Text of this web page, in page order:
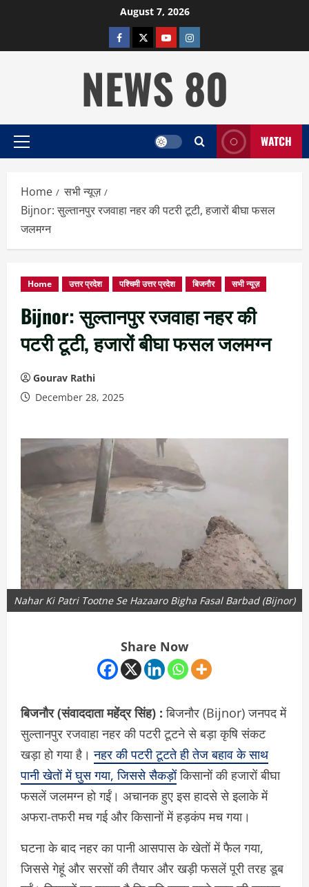
August 7, 2026
facebooktwitterYOUTUBE
instagram
NEWS 80
Primary
WATCH
Home
सभी न्यूज़
Bijnor: सुल्तानपुर रजवाहा नहर की पटरी टूटी, हजारों बीघा फसल
जलमग्न
Home उत्तर प्रदेश पश्चिमी उत्तर प्रदेश बिजनौर सभी न्यूज़
Bijnor: सुल्तानपुर रजवाहा नहर की
पटरी टूटी, हजारों बीघा फसल जलमग्न
Gourav Rathi
December 28, 2025
Nahar Ki Patri Tootne Se Hazaaro Bigha Fasal Barbad (Bijnor)
Share Now
बिजनौर (संवाददातामहेंद्र सिंह) :बिजनौर (Bijnor) जनपद में
सुल्तानपुर रजवाहा नहर की पटरी टूटने से बड़ा कृषि संकट
खड़ा हो गया है।नहर की पटरी टूटते ही तेज बहाव के साथ
पानी खेतों में घुस गया, जिससे सैकड़ोंकिसानों की हजारों बीघा
फसलें जलमग्न हो गईं। अचानक हुए इस हादसे से इलाके में
अफरा-तफरी मच गई और किसानों में हड़कंप मच गया।
घटना के बाद नहर का पानी आसपास के खेतों में फैल गया,
जिससे गेहूं और सरसों की तैयार और खड़ी फसलें पूरी तरह डूब